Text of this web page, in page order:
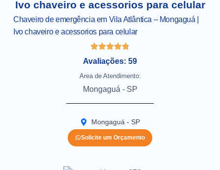
Ivo chaveiro e acessorios para celular
Chaveiro de emergência em Vila Atlântica – Mongaguá |
Ivo chaveiro e acessorios para celular
Avaliações: 59
Area de Atendimento:
Mongaguá - SP
Mongaguá - SP
Solicite um Orçamento